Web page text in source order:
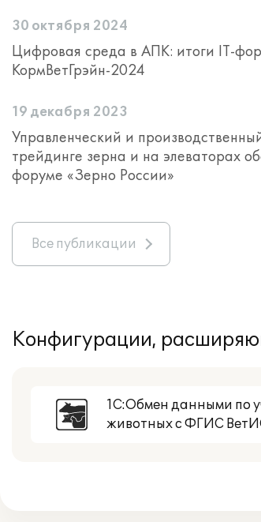
30 октября 2024
Цифровая среда в АПК: итоги IT-
КормВетГрэйн-2024
19 декабря 2023
Управленческий и
трейдинге зерна и на элеваторах
форуме «Зерно России»
Все публикации
Конфигурации,
1С:Обмен данными по
животных с ФГИС